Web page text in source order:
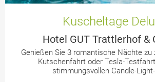
Kuscheltage
Hotel GUT Trattlerhof &
Genießen Sie 3 romantische Nächte
Kutschenfahrt oder Tesla-
stimmungsvollen Candle-Light-